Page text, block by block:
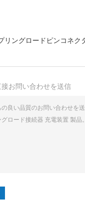
リングロードピンコネク
お問い合わせを送信